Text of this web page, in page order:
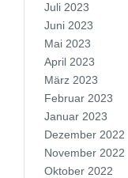
Juli 2023
Juni 2023
Mai 2023
April 2023
März 2023
Februar 2023
Januar 2023
Dezember 2022
November 2022
Oktober 2022